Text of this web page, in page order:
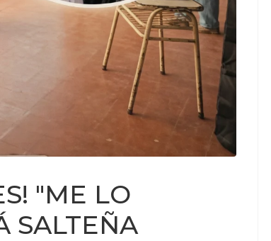
"ME LO
SALTEÑA